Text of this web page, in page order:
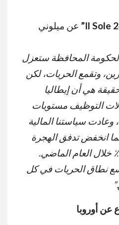
عن ميلوني
الحكومة المحافظة ستعزل
وتقمع الحريات، لكن
هي أن إيطاليا
التوظيف مستويات
وعادت سياستنا المالية
انخفض تدفق الهجرة
غير الشرعية بنسبة 60٪ خلال العام الماضي.
نطاق الحريات في كل
.”
عن أوروبا